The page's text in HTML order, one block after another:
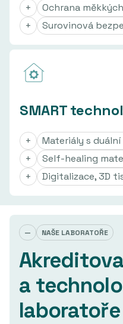
+
Ochrana
+
Surovinová
SMART
+
Materiály s
+
Self-healing
+
Digitalizace, 3D
— NAŠE LABORATOŘE
a
laboratoře